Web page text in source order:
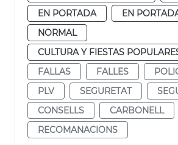
EN PORTADA
EN
NORMAL
CULTURA Y FIESTAS
FALLAS
FALLES
PLV
SEGURETAT
CONSELLS
CARBONELL
RECOMANACIONS